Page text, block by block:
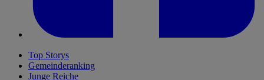
Top Storys
Gemeinderanking
Junge Reiche